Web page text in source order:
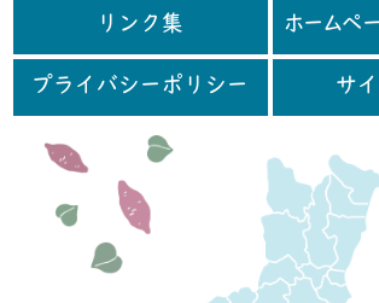
リンク集 ホームペ
プライバシーポリシー サ